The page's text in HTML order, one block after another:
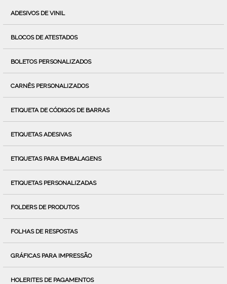
ADESIVOS DE VINIL
BLOCOS DE ATESTADOS
BOLETOS PERSONALIZADOS
CARNÊS PERSONALIZADOS
ETIQUETA DE CÓDIGOS DE BARRAS
ETIQUETAS ADESIVAS
ETIQUETAS PARA EMBALAGENS
ETIQUETAS PERSONALIZADAS
FOLDERS DE PRODUTOS
FOLHAS DE RESPOSTAS
GRÁFICAS PARA IMPRESSÃO
HOLERITES DE PAGAMENTOS